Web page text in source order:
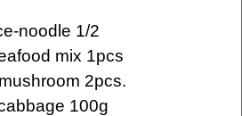
noodle 1/2
mix 1pcs
2pcs.
100g